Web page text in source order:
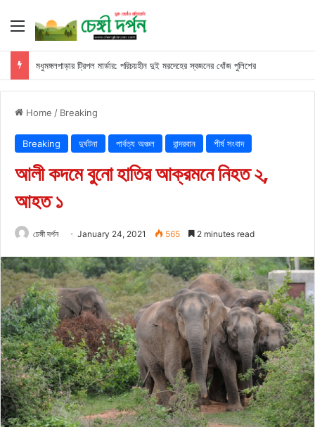
Menu
মধুমঙ্গলপাড়ার ট্রিপল মার্ডার: পরিচয়হীন দুই মরদেহের স্বজনের খোঁজ পুলিশের
Home / Breaking
Breaking দুর্ঘটনা পার্বত্য অঞ্চল বান্দরবান শীর্ষ সংবাদ
আলী কদমে বুনো হাতির আক্রমনে নিহত ২,
আহত ১
চেঙ্গী দর্পন January 24, 2021 565 2 minutes read